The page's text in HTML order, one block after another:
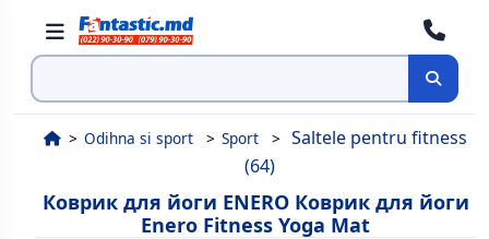
Поиск
Odihna si sport Sport
Saltele pentru fitness
(64)
Коврик для йоги ENERO Коврик для йоги
Enero Fitness Yoga Mat